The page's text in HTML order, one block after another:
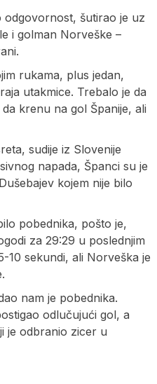
odgovornost, šutirao je uz
i golman Norveške –
rukama, plus jedan,
utakmice. Trebalo je da
krenu na gol Španije, ali
sudije iz Slovenije
napada, Španci su je
kojem nije bilo
pobednika, pošto je,
za 29:29 u poslednjim
10 sekundi, ali Norveška je
nam je pobednika.
odlučujući gol, a
je odbranio zicer u